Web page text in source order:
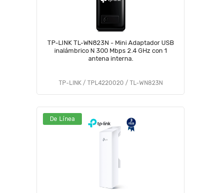
TP-LINK TL-WN823N - Mini Adaptador USB
inalámbrico N 300 Mbps 2.4 GHz con 1
antena interna.
TP-LINK / TPL4220020 / TL-WN823N
De Línea